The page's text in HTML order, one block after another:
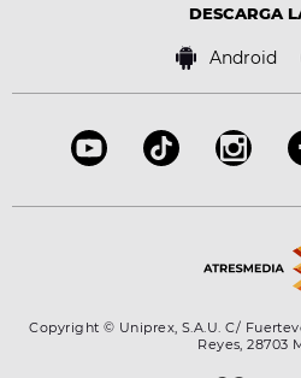
Bases de concursos
DESCARGA
Android
Copyright © Uniprex, S.A.U. C/
Reyes, 28703